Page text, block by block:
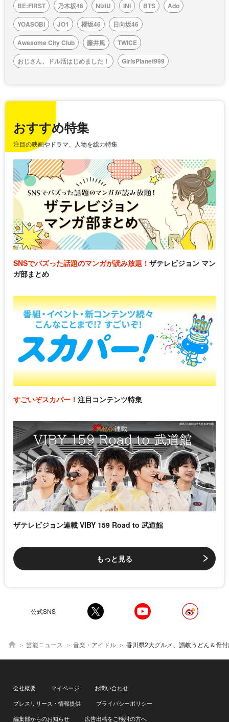
BE:FIRST 乃木坂46 NiziU INI BTS
Ado
YOASOBI
JO1 櫻坂46
日向坂46
Awesome City Club
藤井風
TWICE
おじさん、ドル活はじめました！
GirlsPlanet999
おすすめ特集
注目の映画やドラマ、人物を総力特集
SNSでバズった話題のマンガが読み放題！ ザテレビジョン マン
ガ部まとめ
すごいぞスカパー！ 注目コンテンツ特集
ザテレビジョン連載 VIBY 159 Road to 武道館
もっと見る
公式SNS
芸能ニュース 音楽・アイドル 香川県2大グルメ、讃岐うどん＆骨付鳥をSTU48メンバーが
会社概要 マイページ
お問い合わせ
プレスリリース・情報提供
プライバシーポリシー
編集部からのお知らせ
広告出稿をご検討の方へ